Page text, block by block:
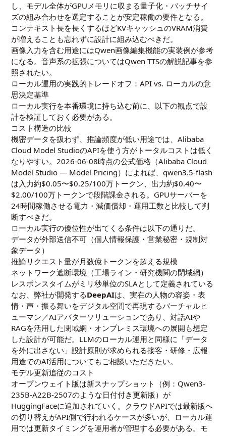
し、モデル全体がGPUメモリに収まる量子化・バッチサイ
ズの組み合わせを選定することが安定稼働の要件となる。
コンテキスト長を長くするほどKVキャッシュのVRAM消費
が増えることも忘れずに設計に組み込むべきだ。
画像入力を含む用途にはQwen画像編集機能の実装例が参考
になる。音声系の拡張についてはQwen TTSの解説記事を参
照されたい。
ローカル運用の実践的トレードオフ：API vs. ローカルの意
思決定基準
ローカル実行を本番環境に持ち込む前に、以下の観点で設
計を検証しておく必要がある。
コスト構造の比較
機密データを扱わず、推論頻度が低い用途では、Alibaba
Cloud Model StudioのAPIを使う方がトータルコストは低く
なりやすい。2026-06-08時点の公式価格（Alibaba Cloud
Model Studio — Model Pricing）によれば、qwen3.5-flash
は入力約$0.05〜$0.25/100万トークン、出力約$0.40〜
$2.00/100万トークンで段階課金される。GPUサーバーを
24時間稼働させる電力・減価償却・運用工数と比較して判
断すべきだ。
ローカル実行の優位性が出てくる条件は以下の通りだ。
データが外部送信不可（個人情報保護・営業秘密・規制対
象データ）
推論リクエスト量が月数億トークンを超える規模
ネットワーク遮断環境（工場ライン・研究機関の閉域網）
レスポンスタイムがミリ秒単位のSLAとして定義されている
なお、弊社が開発するDeepAIは、実在の人物の容姿・表
情・声・振る舞いをデジタル空間で再現するバーチャルヒ
ューマン／AIアバターソリューションであり、対話AIや
RAGを活用した閉域網・オンプレミス環境への展開も想定
した設計が可能だ。LLMのローカル運用と同様に「データ
を外に出さない」設計原則が求められる接客・研修・広報
用途でのAI活用についてもご相談いただきたい。
モデル更新追従のコスト
オープンウェイト版は新スナップショット（例：Qwen3-
235B-A22B-2507のような日付付き更新版）が
HuggingFaceに追加されていく。クラウドAPIでは最新版へ
の切り替えがAPI側で行われるケースが多いが、ローカル運
用では更新タイミングを運用者が管理する必要がある。モ